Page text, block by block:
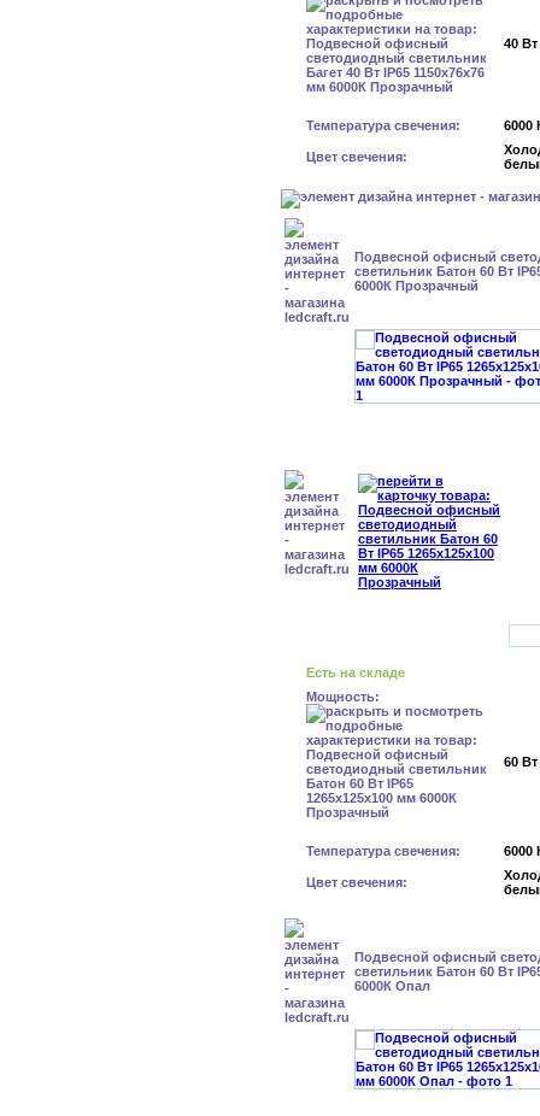
40 Вт
Температура свечения: 6000
Цвет свечения:
Подвесной офисный
светильник Батон 60 Вт
6000К Прозрачный
Есть на складе
Мощность:
60 Вт
Температура свечения: 6000
Цвет свечения:
Подвесной офисный
светильник Батон 60 Вт
6000К Опал